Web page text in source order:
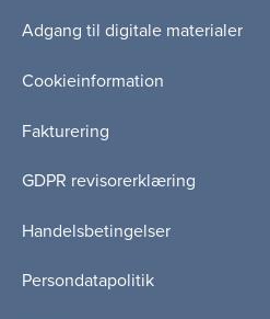
Adgang til digitale materialer
Cookieinformation
Fakturering
GDPR revisorerklæring
Handelsbetingelser
Persondatapolitik